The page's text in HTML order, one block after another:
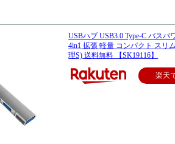
USBハブ USB3.0 Type-C バスパ
4in1 拡張 軽量 コンパクト スリ
理S) 送料無料 【SK19116】
楽天